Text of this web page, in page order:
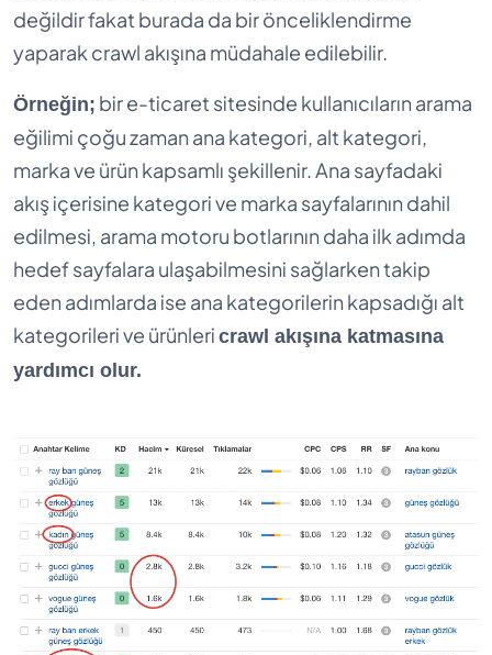
değildir fakat burada da bir önceliklendirme
yaparak crawl akışına müdahale edilebilir.
Örneğin; bir e-ticaret sitesinde kullanıcıların arama
eğilimi çoğu zaman ana kategori, alt kategori,
marka ve ürün kapsamlı şekillenir. Ana sayfadaki
akış içerisine kategori ve marka sayfalarının dahil
edilmesi, arama motoru botlarının daha ilk adımda
hedef sayfalara ulaşabilmesini sağlarken takip
eden adımlarda ise ana kategorilerin kapsadığı alt
kategorileri ve ürünleri crawl akışına katmasına
yardımcı olur.